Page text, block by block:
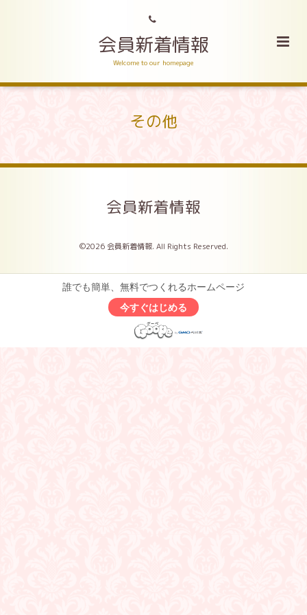
会員新着情報
Welcome to our homepage
その他
会員新着情報
©2026会員新着情報. All Rights Reserved.
誰でも簡単、無料でつくれるホームページ
今すぐはじめる